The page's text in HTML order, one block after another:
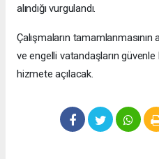
alındığı vurgulandı.
Çalışmaların
ve engelli vatandaşların
hizmete açılacak.